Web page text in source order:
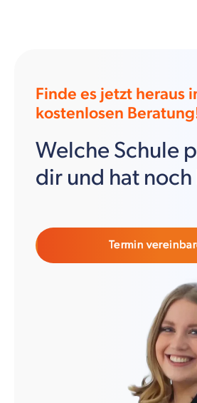
Finde es jetzt heraus
kostenlosen
Welche Schule
dir und hat noch
Termin